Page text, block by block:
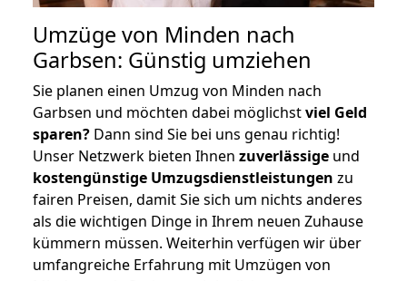
Umzüge von Minden nach
Garbsen: Günstig umziehen
Sie planen einen Umzug von Minden nach
Garbsen und möchten dabei möglichstviel Geld
sparen? Dann sind Sie bei uns genau richtig!
Unser Netzwerk bieten Ihnen zuverlässige und
kostengünstige Umzugsdienstleistungen zu
fairen Preisen, damit Sie sich um nichts anderes
als die wichtigen Dinge in Ihrem neuen Zuhause
kümmern müssen. Weiterhin verfügen wir über
umfangreiche Erfahrung mit Umzügen von